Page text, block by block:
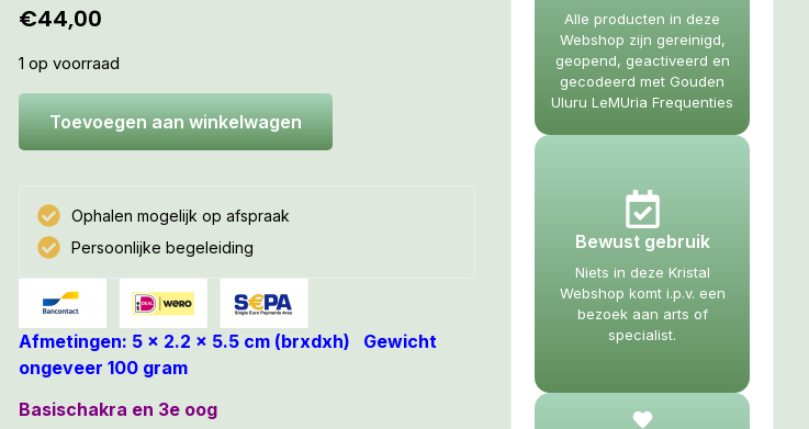
€44,00
1 op voorraad
Toevoegen aan winkelwagen
Ophalen mogelijk op afspraak
Persoonlijke begeleiding
Afmetingen: 5 x 2.2 x 5.5 cm (brxdxh) Gewicht
ongeveer 100 gram
Basischakra en 3e oog
Alle producten in deze
Webshop zijn gereinigd,
geopend, geactiveerd en
gecodeerd met Gouden
Uluru LeMUria Frequenties
Bewust gebruik
Niets in deze Kristal
Webshop komt i.p.v. een
bezoek aan arts of
specialist.